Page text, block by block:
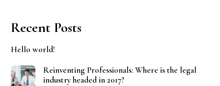
Recent Posts
Hello world!
Reinventing Professionals: Where is the legal
industry headed in 2017?